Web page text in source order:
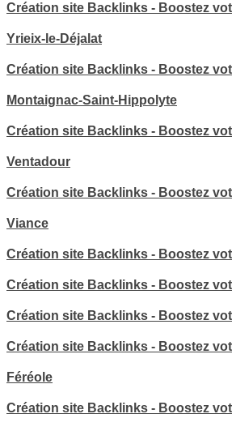
Création site Backlinks - Boostez
Yrieix-le-Déjalat
Création site Backlinks - Boostez
Montaignac-Saint-Hippolyte
Création site Backlinks - Boostez
Ventadour
Création site Backlinks - Boostez
Viance
Création site Backlinks - Boostez
Création site Backlinks - Boostez
Création site Backlinks - Boostez
Création site Backlinks - Boostez
Féréole
Création site Backlinks - Boostez